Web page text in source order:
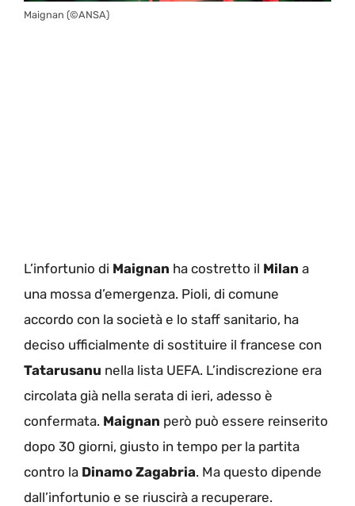
Maignan (©ANSA)
L’infortunio di Maignan ha costretto il Milan a
una mossa d’emergenza. Pioli, di comune
accordo con la società e lo staff sanitario, ha
deciso ufficialmente di sostituire il francese con
Tatarusanu nella lista UEFA. L’indiscrezione era
circolata già nella serata di ieri, adesso è
confermata. Maignan però può essere reinserito
dopo 30 giorni, giusto in tempo per la partita
contro la Dinamo Zagabria. Ma questo dipende
dall’infortunio e se riuscirà a recuperare.